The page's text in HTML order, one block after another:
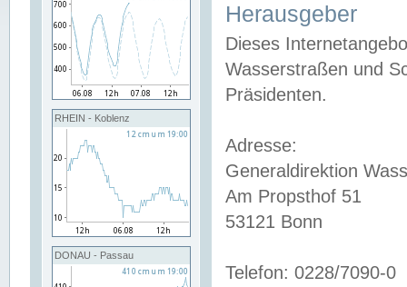
RHEIN - Koblenz
DONAU - Passau
Herausgeber
Dieses
Wasserstraßen und
Präsidenten.
Adresse:
Generaldirektion
Am Propsthof 51
53121 Bonn
Telefon: 0228/7090-0